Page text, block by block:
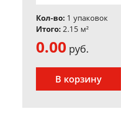
Кол-во: 1 упаковок
Итого: 2.15 м²
0.00 руб.
В корзину